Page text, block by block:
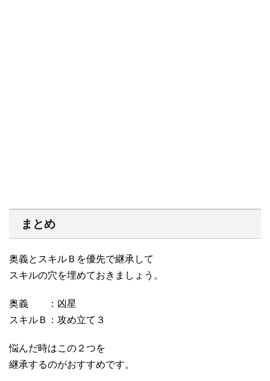
まとめ
奥義とスキルＢを優先で継承して
スキルの穴を埋めておきましょう。
奥義 ：凶星
スキルＢ：攻め立て３
悩んだ時はこの２つを
継承するのがおすすめです。